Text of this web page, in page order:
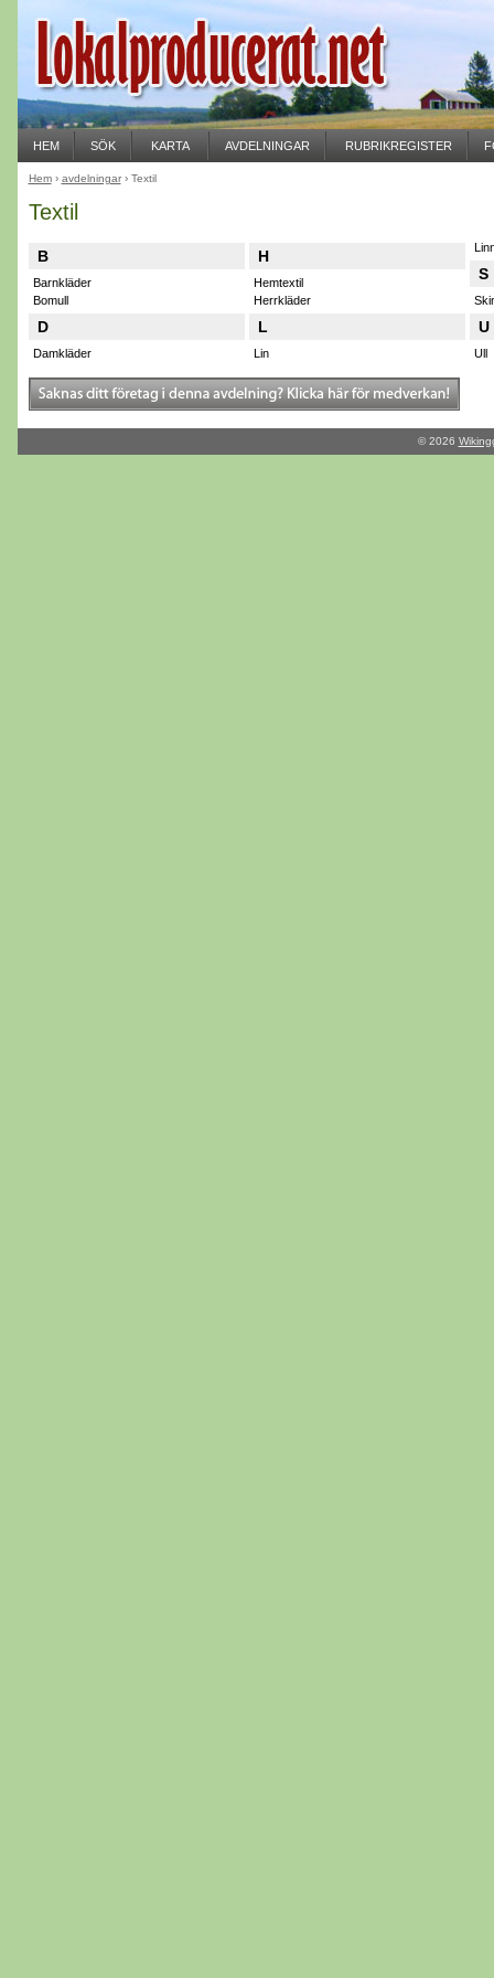
Textil
B
Barnkläder
Bomull
D
Damkläder
H
Hemtextil
Herrkläder
L
Lin
S
U
Ull
Hem› avdelningar› Textil
© 2026
HEM SÖK KARTA AVDELNINGAR RUBRIKREGISTER